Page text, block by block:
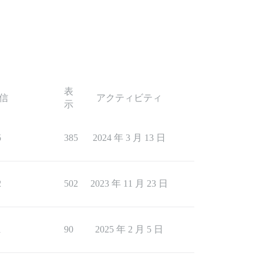
表
示
アクティビティ
385 2024 年 3 月 13 日
502 2023 年 11 月 23 日
90 2025 年 2 月 5 日